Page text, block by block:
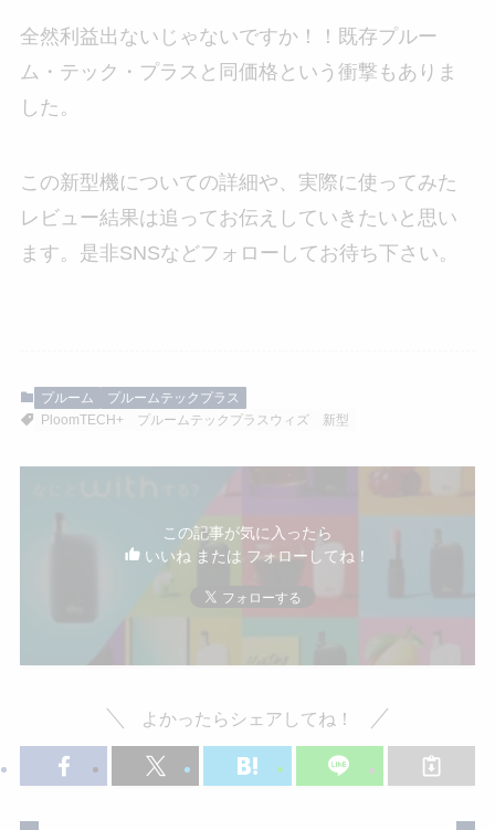
全然利益出ないじゃないですか！！既存プルー
ム・テック・プラスと同価格という衝撃もありま
した。
この新型機についての詳細や、実際に使ってみた
レビュー結果は追ってお伝えしていきたいと思い
ます。是非SNSなどフォローしてお待ち下さい。
プルーム
プルームテックプラス
PloomTECH+
プルームテックプラスウィズ 新型
この記事が気に入ったら
いいね または フォローしてね！
よかったらシェアしてね！